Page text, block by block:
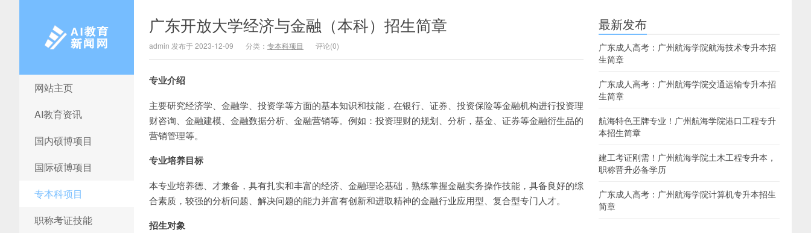
AI教育新闻网
网站主页
AI教育资讯
国内硕博项目
国际硕博项目
专本科项目
职称考证技能
广东开放大学经济与金融（本科）招生简章
admin 发布于 2023-12-09 分类： 专本科项目 评论(0)
专业介绍
主要研究经济学、金融学、投资学等方面的基本知识和技能，在银行、证券、投资保险等金融机构进行投资理
财咨询、金融建模、金融数据分析、金融营销等。例如：投资理财的规划、分析，基金、证券等金融衍生品的
营销管理等。
专业培养目标
本专业培养德、才兼备，具有扎实和丰富的经济、金融理论基础，熟练掌握金融实务操作技能，具备良好的综
合素质，较强的分析问题、解决问题的能力并富有创新和进取精神的金融行业应用型、复合型专门人才。
招生对象
最新发布
广东成人高考：广州航海学院航海技术专升本招
生简章
广东成人高考：广州航海学院交通运输专升本招
生简章
航海特色王牌专业！广州航海学院港口工程专升
本招生简章
建工考证刚需！广州航海学院土木工程专升本，
职称晋升必备学历
广东成人高考：广州航海学院计算机专升本招生
简章